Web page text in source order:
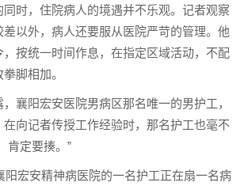
时，住院病人的境遇并不乐观。记者观察
差以外，病人还要服从医院严苛的管理。他
按统一时间作息，在指定区域活动，不配
脚相加。
襄阳宏安医院男病区那名唯一的男护工，
向记者传授工作经验时，那名护工也毫不
肯定要揍。”
阳宏安精神病医院的一名护工正在扇一名病